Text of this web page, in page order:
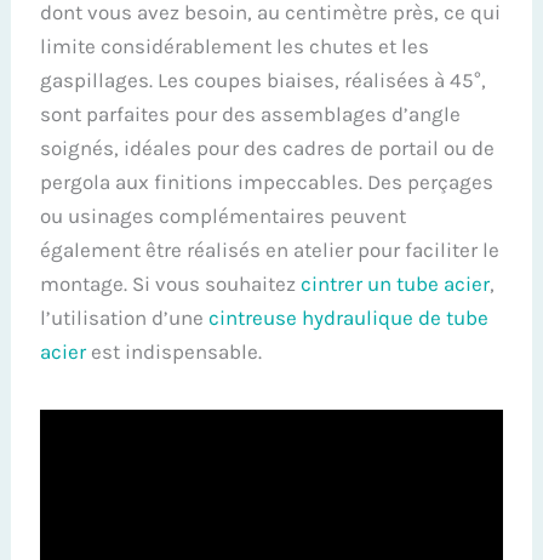
dont vous avez besoin, au centimètre près, ce qui
limite considérablement les chutes et les
gaspillages. Les coupes biaises, réalisées à 45°,
sont parfaites pour des assemblages d’angle
soignés, idéales pour des cadres de portail ou de
pergola aux finitions impeccables. Des perçages
ou usinages complémentaires peuvent
également être réalisés en atelier pour faciliter le
montage. Si vous souhaitezcintrer un tube acier,
l’utilisation d’unecintreuse hydraulique de tube
acierest indispensable.